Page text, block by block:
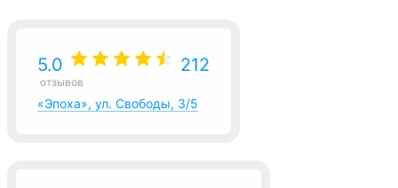
5.0 212
отзывов
«Эпоха», ул. Свободы, 3/5